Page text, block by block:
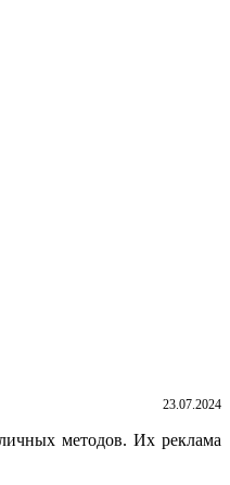
23.07.2024
методов. Их реклама